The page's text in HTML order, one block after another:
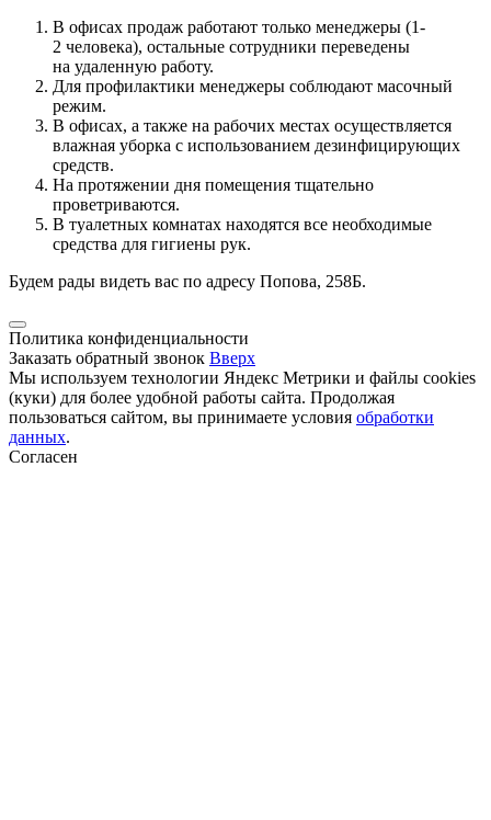
В офисах продаж работают только менеджеры (1-
2 человека), остальные сотрудники переведены
на удаленную работу.
Для профилактики менеджеры соблюдают масочный
режим.
В офисах, а также на рабочих местах осуществляется
влажная уборка с использованием дезинфицирующих
средств.
На протяжении дня помещения тщательно
проветриваются.
В туалетных комнатах находятся все необходимые
средства для гигиены рук.
Будем рады видеть вас по адресу Попова, 258Б.
Политика конфиденциальности
Заказать обратный звонок Вверх
Мы используем технологии Яндекс Метрики и файлы cookies
(куки) для более удобной работы сайта. Продолжая
пользоваться сайтом, вы принимаете условия обработки
данных.
Согласен